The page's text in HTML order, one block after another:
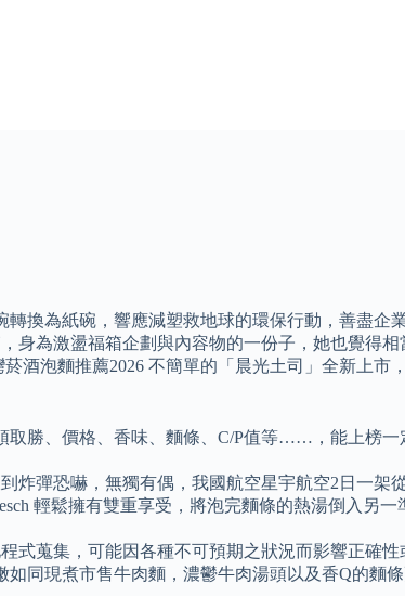
換為紙碗，響應減塑救地球的環保行動，善盡
身為激盪福箱企劃與內容物的一份子，她也覺得
酒泡麵推薦2026 不簡單的「晨光土司」全新上
取勝、價格、香味、麵條、C/P值等……，能上榜
炸彈恐嚇，無獨有偶，我國航空星宇航空2日一架
輕鬆擁有雙重享受，將泡完麵條的熱湯倒入另
蒐集，可能因各種不可預期之狀況而影響正確
同現煮市售牛肉麵，濃鬱牛肉湯頭以及香Q的麵條